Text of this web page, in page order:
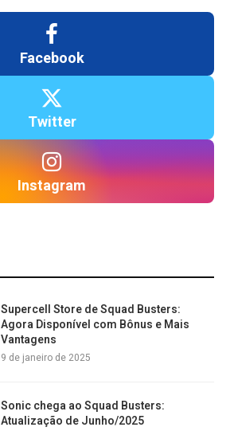
Facebook
Twitter
Instagram
Supercell Store de Squad Busters:
Agora Disponível com Bônus e Mais
Vantagens
9 de janeiro de 2025
Sonic chega ao Squad Busters:
Atualização de Junho/2025